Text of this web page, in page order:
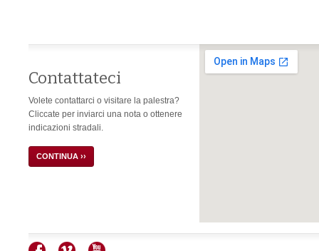
Contattateci
Volete contattarci o visitare la palestra?
Cliccate per inviarci una nota o ottenere
indicazioni stradali.
CONTINUA ››